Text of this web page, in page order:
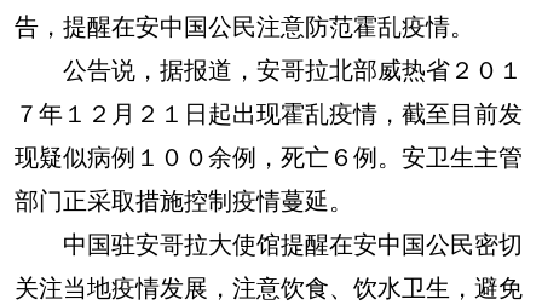
告，提醒在安中国公民注意防范霍乱疫情。
公告说，据报道，安哥拉北部威热省２０１
７年１２月２１日起出现霍乱疫情，截至目前发
现疑似病例１００余例，死亡６例。安卫生主管
部门正采取措施控制疫情蔓延。
中国驻安哥拉大使馆提醒在安中国公民密切
关注当地疫情发展，注意饮食、饮水卫生，避免